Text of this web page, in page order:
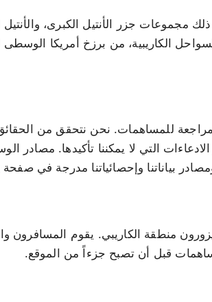
مجموعات جزر الأنتيل الكبرى،
الكاريبية، من برزخ أمريكا
للمساهمات. نحن نتحقق من
التي لا يمكننا تأكيدها. مصادر
بياناتنا وإحصائياتنا مدرجة في صفحة
منطقة الكاريبي. يقوم المسافرون
قبل أن تصبح جزءاً من الموقع.